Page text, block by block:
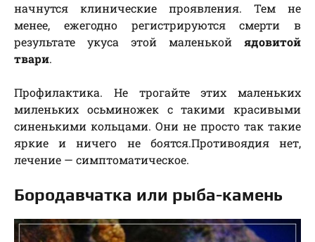
начнутся клинические проявления. Тем не
менее, ежегодно регистрируются смерти в
результате укуса этой маленькой ядовитой
твари.
Профилактика. Не трогайте этих маленьких
миленьких осьминожек с такими красивыми
синенькими кольцами. Они не просто так такие
яркие и ничего не боятся.Противоядия нет,
лечение — симптоматическое.
Бородавчатка или рыба-камень